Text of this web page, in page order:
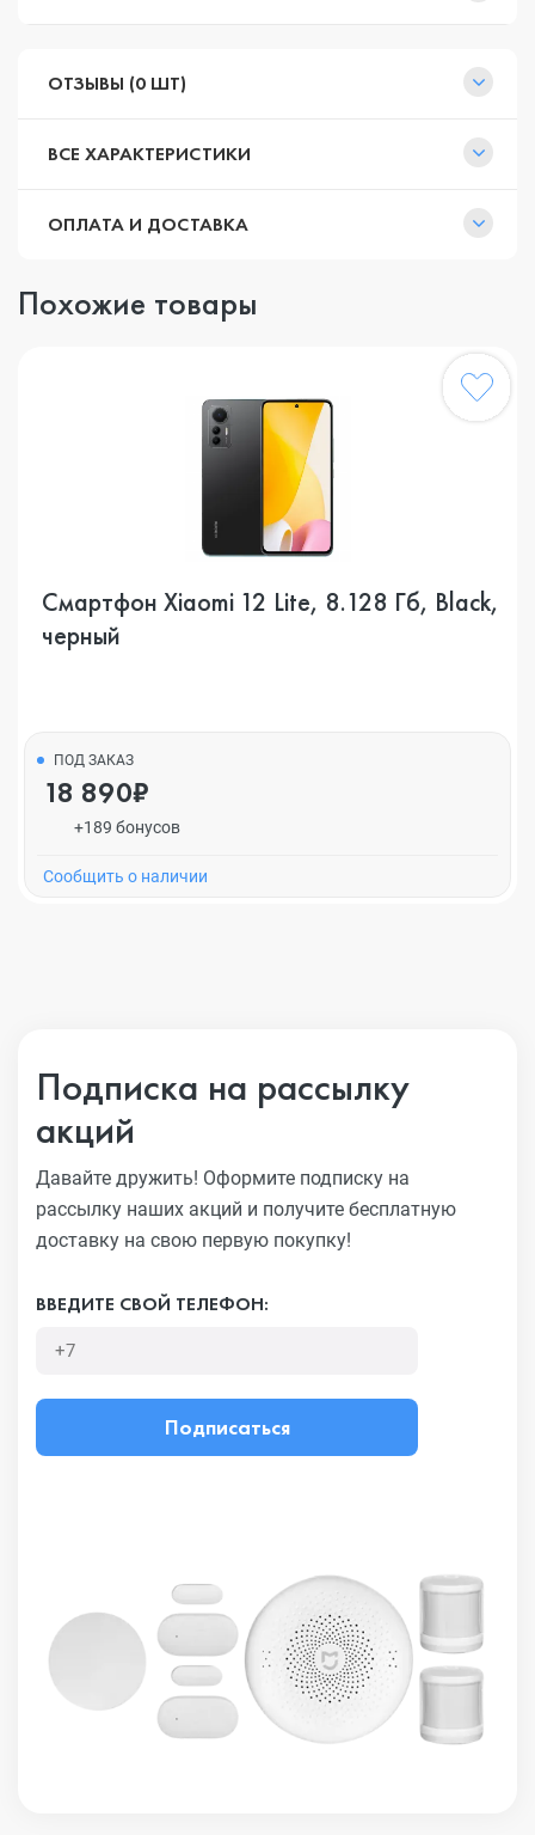
ОТЗЫВЫ (0 ШТ)
ВСЕ ХАРАКТЕРИСТИКИ
ОПЛАТА И ДОСТАВКА
Похожие товары
Смартфон Xiaomi 12 Lite, 8.128 Гб, Black,
черный
ПОД ЗАКАЗ
18 890₽
+189 бонусов
Cообщить о наличии
Подписка на рассылку
акций
Давайте дружить! Оформите подписку на
рассылку наших акций и получите бесплатную
доставку на свою первую покупку!
ВВЕДИТЕ СВОЙ ТЕЛЕФОН:
Подписаться